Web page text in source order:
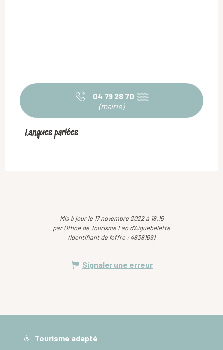
04 79 28 70 ▒▒
(mairie)
Langues parlées
Langues parlées
Mis à jour le 17 novembre 2022 à 18:15
par Office de Tourisme Lac d'Aiguebelette
(Identifiant de l'offre : 4838169)
Signaler une erreur
Tourisme adapté